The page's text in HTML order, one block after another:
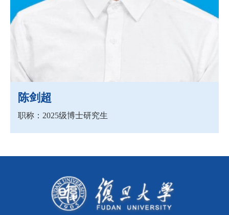
陈剑超
职称：2025级博士研究生